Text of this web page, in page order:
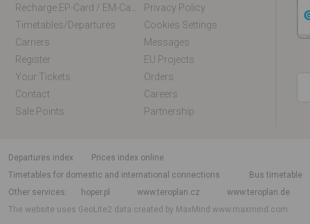
Privacy Policy
Timetables/departures
Cookies Settings
Carriers
Messages
Register
EU Projects
Your Tickets
Orders
Contact
Careers
Sale Points
Partnership
departures index
Prices index online
Timetables for domestic and international connections
Bus timetable
Other services
hoper.pl www.teroplan.cz
www.teroplan.de
The website uses GeoLite2 data created by MaxMindwww.maxmind.com